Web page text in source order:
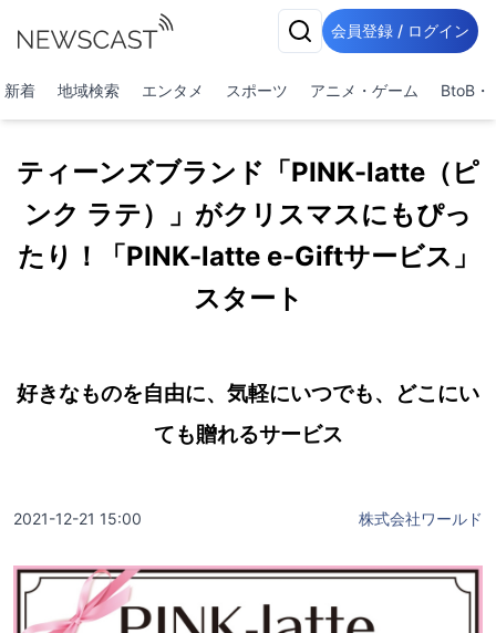
会員登録 / ログイン
新着 地域検索 エンタメ スポーツ アニメ・ゲーム BtoB・
ティーンズブランド「PINK-latte（ピ
ンク ラテ）」がクリスマスにもぴっ
たり！「PINK-latte e-Giftサービス」
スタート
好きなものを自由に、気軽にいつでも、どこにい
ても贈れるサービス
2021-12-21 15:00 株式会社ワールド